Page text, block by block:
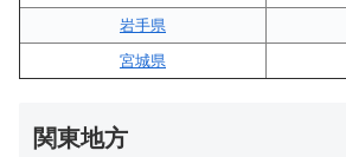
岩手県
宮城県
関東地方